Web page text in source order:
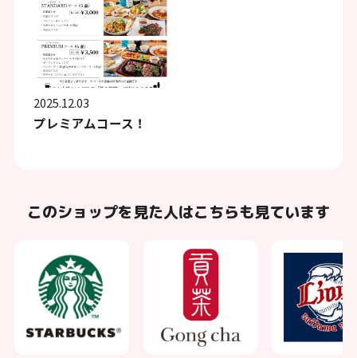
2025.12.03
プレミアムコース！
このショップを見た人はこちらも見ています